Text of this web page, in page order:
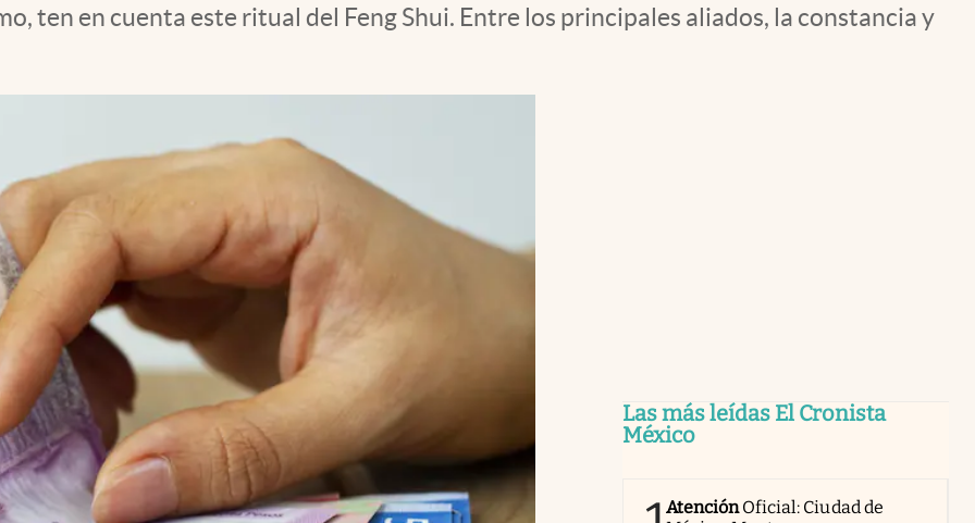
ten en cuenta este ritual del Feng Shui. Entre los principales aliados, la constancia y
Las más leídas El Cronista
México
AtenciónOficial: Ciudad de